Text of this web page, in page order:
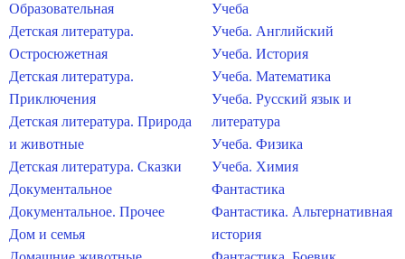
Образовательная
Детская литература.
Остросюжетная
Детская литература.
Приключения
Детская литература. Природа
и животные
Детская литература. Сказки
Документальное
Документальное. Прочее
Дом и семья
Учеба
Учеба. Английский
Учеба. История
Учеба. Математика
Учеба. Русский язык и
литература
Учеба. Физика
Учеба. Химия
Фантастика
Фантастика. Альтернативная
история